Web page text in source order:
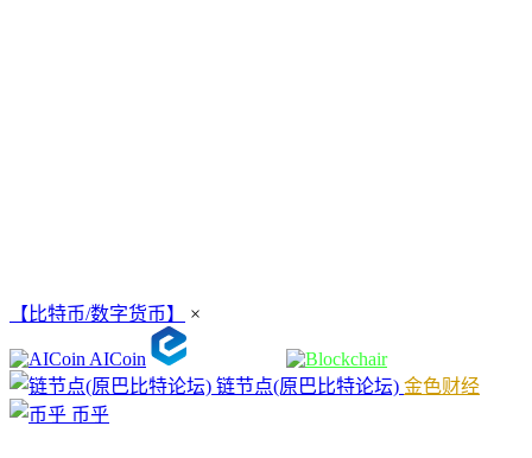
【比特币/数字货币】 ×
AICoin
链节点(原巴比特论坛) 金色财经
币乎